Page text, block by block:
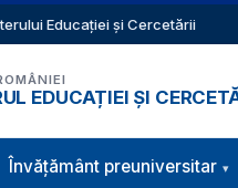
Educației și Cercetării
EDUCAȚIEI ȘI
Învăţământ preuniversitar